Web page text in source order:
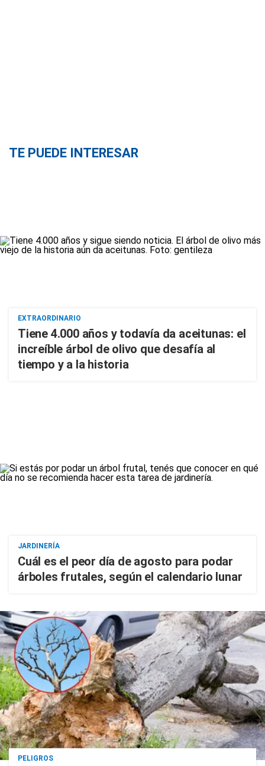
TE PUEDE INTERESAR
EXTRAORDINARIO
Tiene 4.000 años y todavía da aceitunas: el
increíble árbol de olivo que desafía al
tiempo y a la historia
JARDINERÍA
Cuál es el peor día de agosto para podar
árboles frutales, según el calendario lunar
PELIGROS